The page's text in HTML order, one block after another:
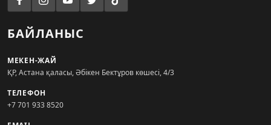
БАЙЛАНЫС
МЕКЕН-ЖАЙ
ҚР, Астана қаласы, Әбікен Бектұров көшесі, 4/3
ТЕЛЕФОН
+7 701 933 8520